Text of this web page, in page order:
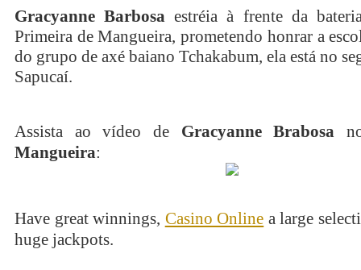
Gracyanne Barbosa estréia à frente da
Primeira de Mangueira, prometendo honrar a
do grupo de axé baiano Tchakabum, ela está no
Sapucaí.
Assista ao vídeo de Gracyanne Brabosa
Mangueira:
Have great winnings, Casino Online a large
huge jackpots.